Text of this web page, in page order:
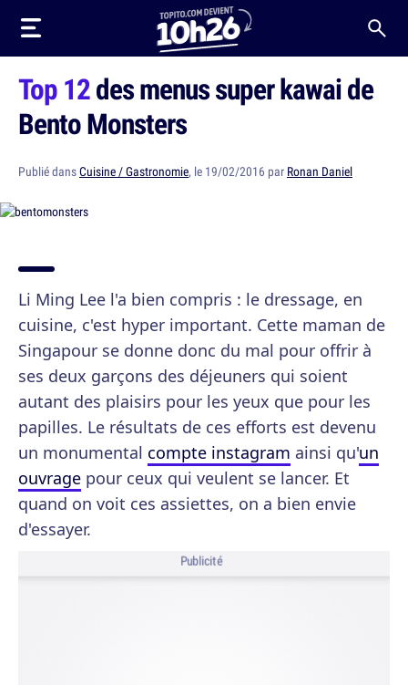
Top 12des menus super kawai de
Bento Monsters
Publié dansCuisine / Gastronomie, le 19/02/2016 par Ronan Daniel
Li Ming Lee l'a bien compris : le dressage, en
cuisine, c'est hyper important. Cette maman de
Singapour se donne donc du mal pour offrir à
ses deux garçons des déjeuners qui soient
autant des plaisirs pour les yeux que pour les
papilles. Le résultats de ces efforts est devenu
un monumental compte instagram ainsi qu'un
ouvrage pour ceux qui veulent se lancer. Et
quand on voit ces assiettes, on a bien envie
d'essayer.
Publicité